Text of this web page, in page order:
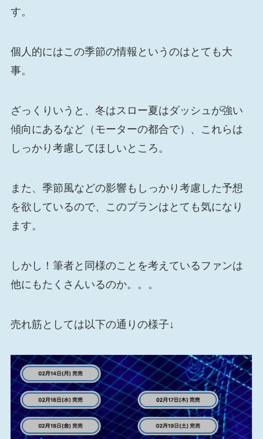
す。
個人的にはこの季節の情報というのはとても大
事。
ざっくりいうと、冬はスロー夏はダッシュが強い
傾向にあるなど（モーターの都合で）、これらは
しっかり考慮してほしいところ。
また、季節風などの影響もしっかり考慮した予想
を欲しているので、このプランはとても気になり
ます。
しかし！筆者と同様のことを考えているファンは
他にもたくさんいるのか。。。
売れ筋としては以下の通りの様子↓